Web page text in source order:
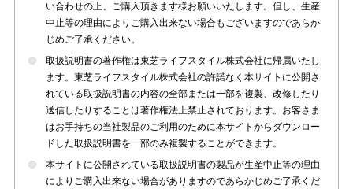
い合わせの上、ご購入頂きます様お願いいたします。但し、生産
中止等の理由によりご購入出来ない場合もございますのであらか
じめご了承ください。
取扱説明書の著作権は東芝ライフスタイル株式会社に帰属いたし
ます。東芝ライフスタイル株式会社の許諾なく本サイトに公開さ
れている取扱説明書の内容の全部または一部を複製、改修したり
送信したりすることは著作権法上禁止されております。お客さま
はお手持ちの当社製品のご利用のために本サイトからダウンロー
ドした取扱説明書を一部のみ複製することができます。
本サイトに公開されている取扱説明書の製品が生産中止等の理由
によりご購入出来ない場合がありますのであらかじめご了承くだ